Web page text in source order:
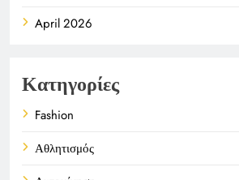
April 2026
Κατηγορίες
Fashion
Αθλητισμός